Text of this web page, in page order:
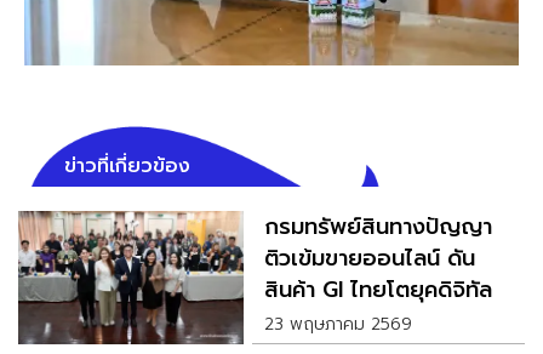
ข่าวที่เกี่ยวข้อง
กรมทรัพย์สินทางปัญญา
ติวเข้มขายออนไลน์ ดัน
สินค้า GI ไทยโตยุคดิจิทัล
23 พฤษภาคม 2569